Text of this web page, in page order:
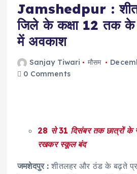
Jamshedpur :
जिले के कक्षा 12 तक के
में अवकाश
Sanjay Tiwari मौसम
0 Comments
28 से 31 दिसंबर तक छात्रों के
रखकर स्कूल बंद
जमशेदपुर : शीतलहर और ठंड के बढ़ते